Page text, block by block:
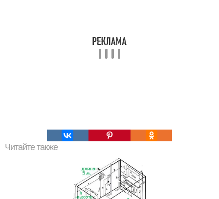
Читайте также